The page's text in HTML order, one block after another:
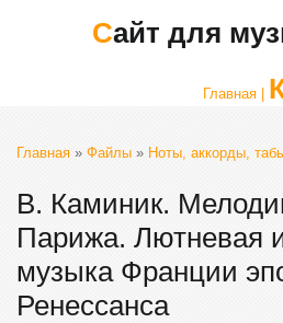
Сайт для
Главная |
Главная » Файлы » Ноты, аккорды,
В. Каминик.
Парижа. Лютневая
музыка Франции
Ренессанса